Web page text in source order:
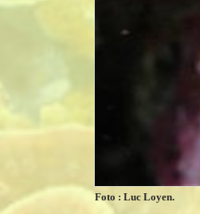
Foto : Luc Loyen.